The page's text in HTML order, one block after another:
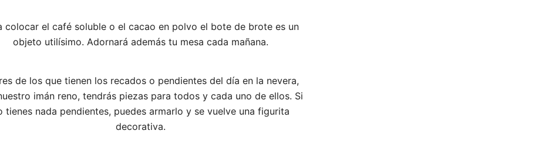
colocar el café soluble o el cacao en polvo el bote de brote es un
objeto utilísimo. Adornará además tu mesa cada mañana.
de los que tienen los recados o pendientes del día en la nevera,
imán reno, tendrás piezas para todos y cada uno de ellos. Si
tienes nada pendientes, puedes armarlo y se vuelve una figurita
decorativa.